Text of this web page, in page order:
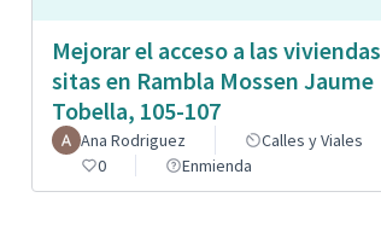
Mejorar el acceso a las viviendas
sitas en Rambla Mossen Jaume
Tobella, 105-107
Ana Rodriguez Calles y Viales
0
Enmienda